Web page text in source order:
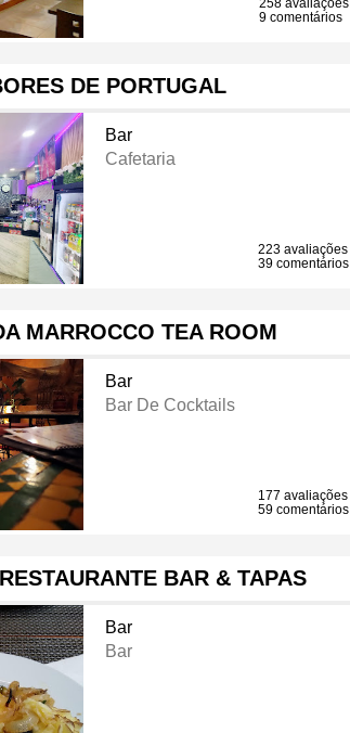
258 avaliações
9 comentários
DE PORTUGAL
Bar
Cafetaria
223 avaliações
39 comentários
MARROCCO TEA ROOM
Bar
Bar De Cocktails
177 avaliações
59 comentários
BAR & TAPAS
Bar
Bar